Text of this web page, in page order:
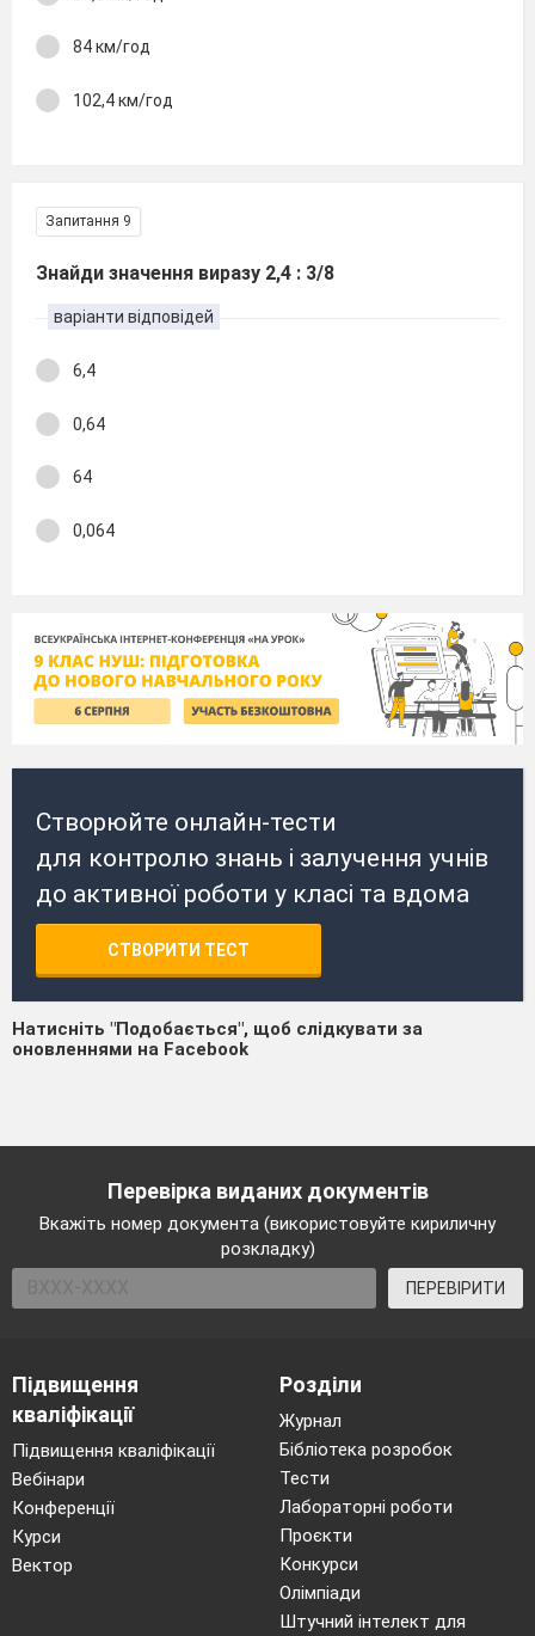
84 км/год
102,4 км/год
Запитання 9
Знайди значення виразу 2,4 : 3/8
варіанти відповідей
6,4
0,64
64
0,064
Створюйте онлайн-тести
для контролю знань і залучення учнів
до активної роботи у класі та вдома
СТВОРИТИ ТЕСТ
Натисніть "Подобається", щоб слідкувати за
оновленнями на Facebook
Перевірка виданих документів
Вкажіть номер документа (використовуйте кириличну
розкладку)
ПЕРЕВІРИТИ
Підвищення
кваліфікації
Підвищення кваліфікації
Вебінари
Конференції
Курси
Вектор
Розділи
Журнал
Бібліотека розробок
Тести
Лабораторні роботи
Проєкти
Конкурси
Олімпіади
Штучний інтелект для